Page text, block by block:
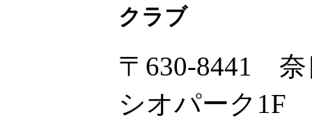
クラブ
〒630-8441
シオパーク1F